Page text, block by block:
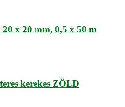
x 20 mm, 0,5 x 50 m
kerekes ZÖLD